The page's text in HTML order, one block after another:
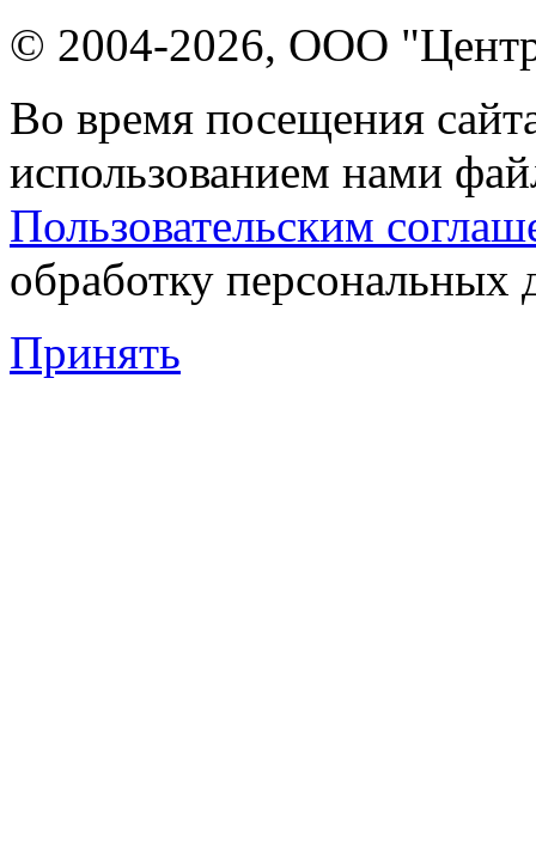
© 2004-2026, ООО "Центр
Во время посещения
использованием нами
Пользовательским
обработку персональных
Принять